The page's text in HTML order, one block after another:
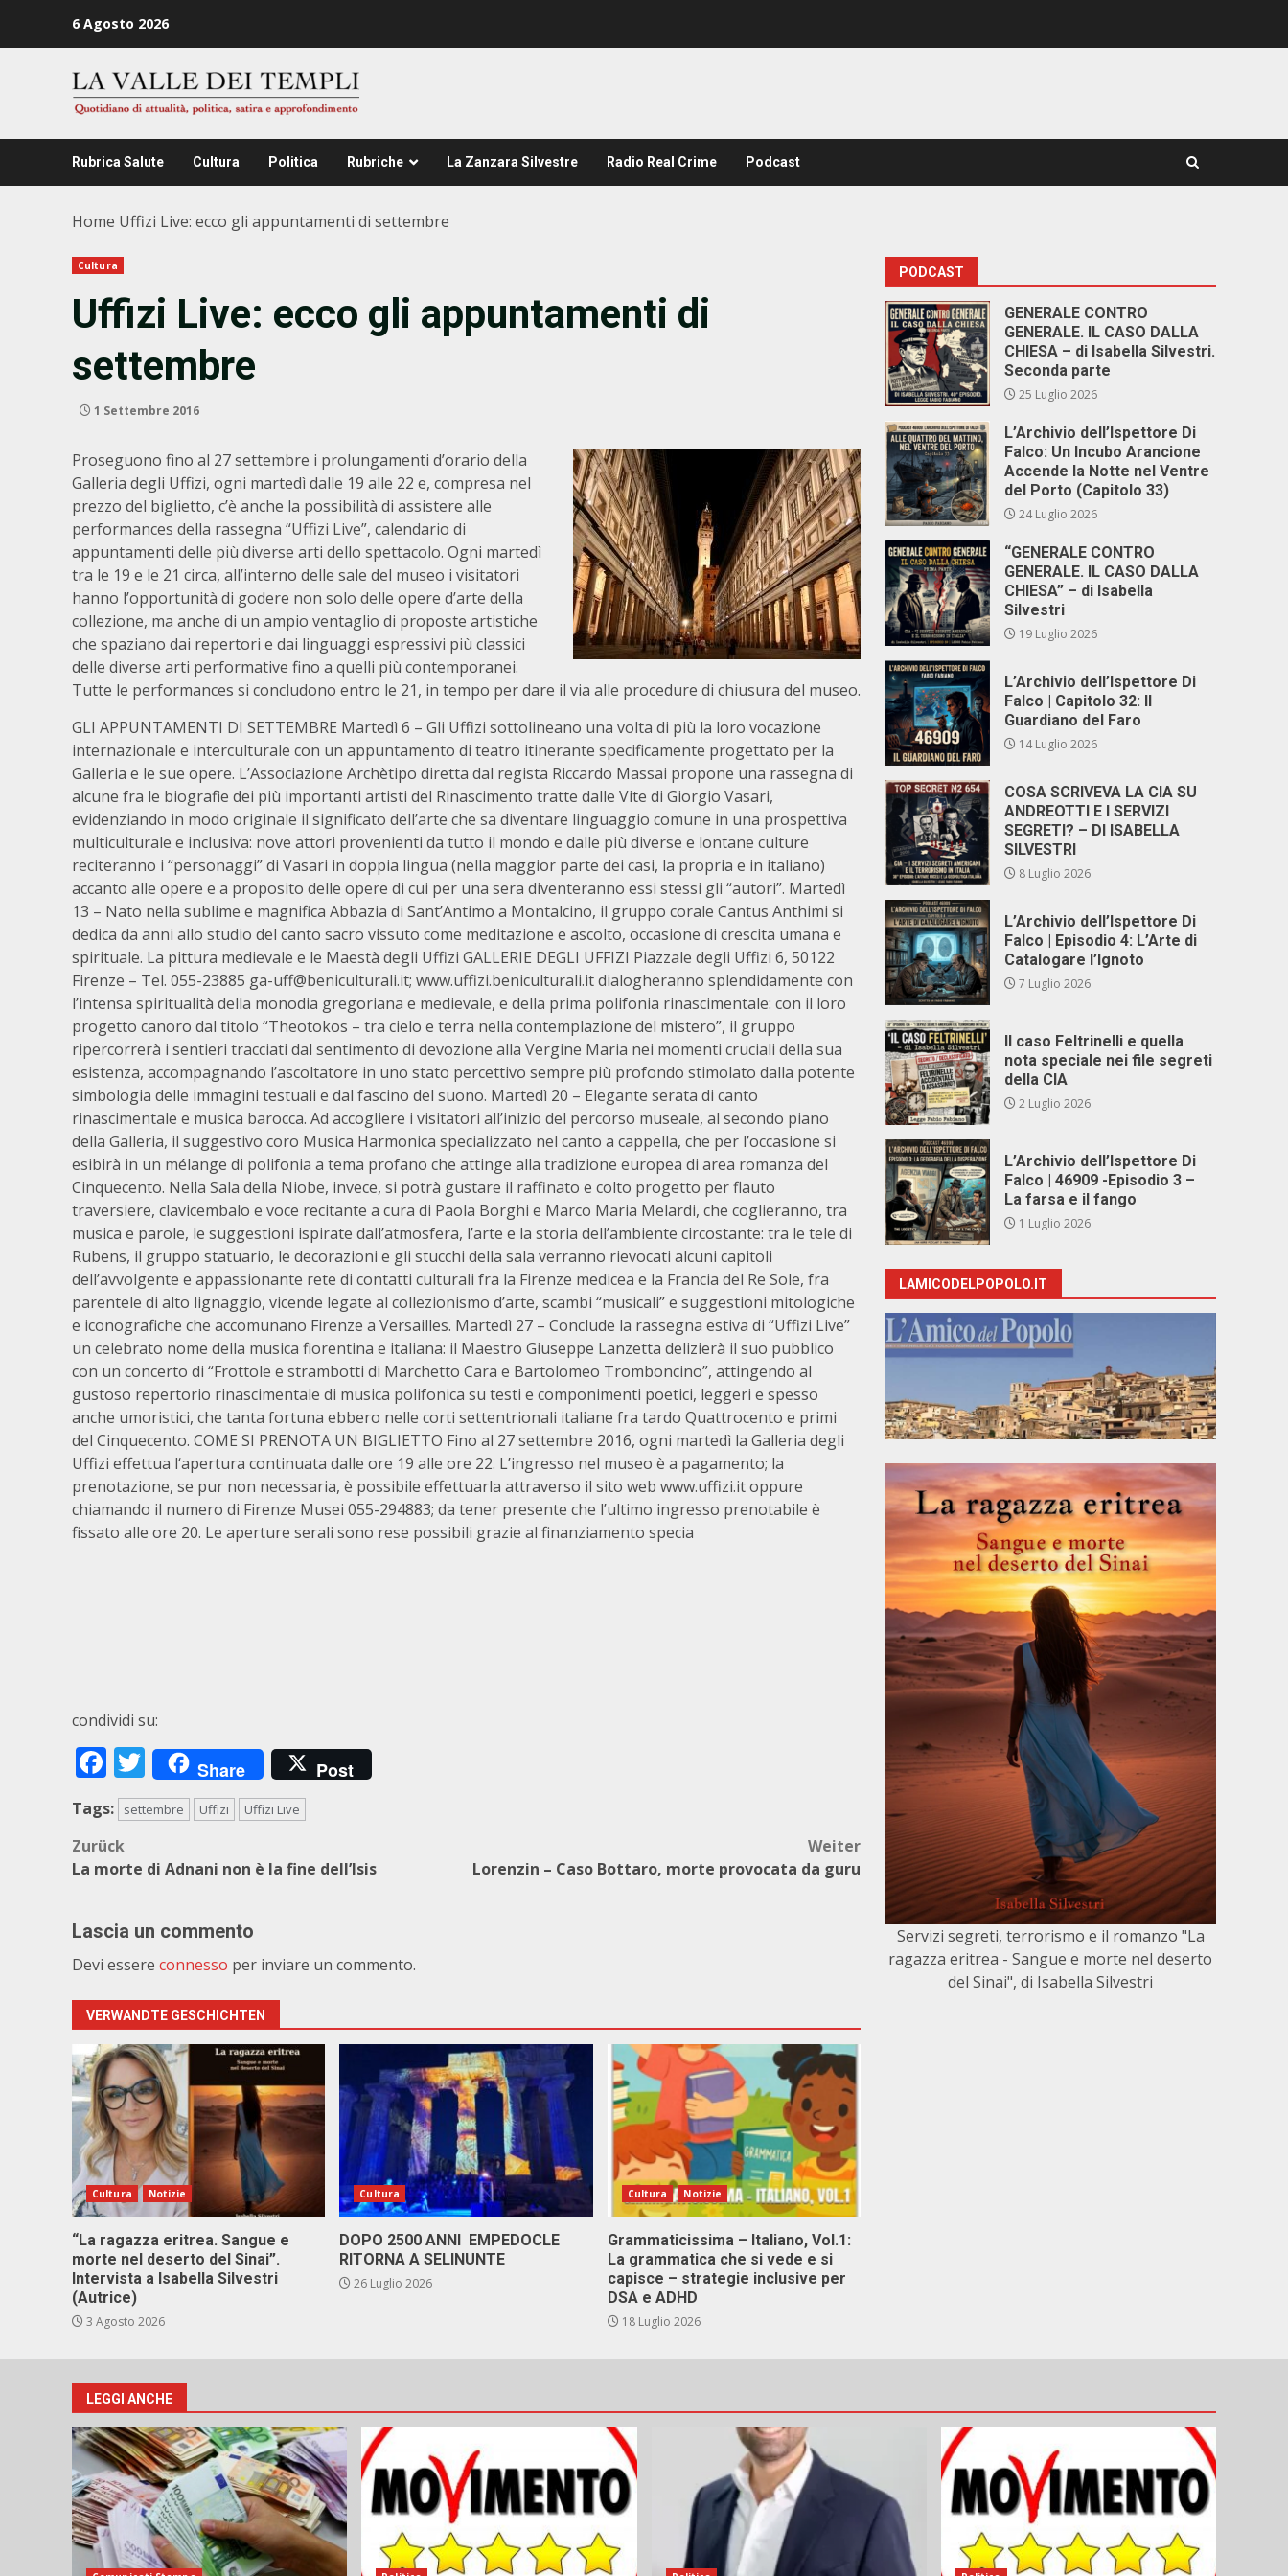
6 Agosto 2026
Rubrica Salute Cultura Politica Rubriche La Zanzara Silvestre Radio Real Crime Podcast
Home Uffizi Live: ecco gli appuntamenti di settembre
Cultura
Uffizi Live: ecco gli appuntamenti di
settembre
1 Settembre 2016
Proseguono fino al 27 settembre i prolungamenti d’orario della
Galleria degli Uffizi, ogni martedì dalle 19 alle 22 e, compresa nel
prezzo del biglietto, c’è anche la possibilità di assistere alle
performances della rassegna “Uffizi Live”, calendario di
appuntamenti delle più diverse arti dello spettacolo. Ogni martedì
tra le 19 e le 21 circa, all’interno delle sale del museo i visitatori
hanno l’opportunità di godere non solo delle opere d’arte della
collezione, ma anche di un ampio ventaglio di proposte artistiche
che spaziano dai repertori e dai linguaggi espressivi più classici
delle diverse arti performative fino a quelli più contemporanei.
Tutte le performances si concludono entro le 21, in tempo per dare il via alle procedure di chiusura del museo.
GLI APPUNTAMENTI DI SETTEMBRE Martedì 6 – Gli Uffizi sottolineano una volta di più la loro vocazione
internazionale e interculturale con un appuntamento di teatro itinerante specificamente progettato per la
Galleria e le sue opere. L’Associazione Archètipo diretta dal regista Riccardo Massai propone una rassegna di
alcune fra le biografie dei più importanti artisti del Rinascimento tratte dalle Vite di Giorgio Vasari,
evidenziando in modo originale il significato dell’arte che sa diventare linguaggio comune in una prospettiva
multiculturale e inclusiva: nove attori provenienti da tutto il mondo e dalle più diverse e lontane culture
reciteranno i “personaggi” di Vasari in doppia lingua (nella maggior parte dei casi, la propria e in italiano)
accanto alle opere e a proposito delle opere di cui per una sera diventeranno essi stessi gli “autori”. Martedì
13 – Nato nella sublime e magnifica Abbazia di Sant’Antimo a Montalcino, il gruppo corale Cantus Anthimi si
dedica da anni allo studio del canto sacro vissuto come meditazione e ascolto, occasione di crescita umana e
spirituale. La pittura medievale e le Maestà degli Uffizi GALLERIE DEGLI UFFIZI Piazzale degli Uffizi 6, 50122
Firenze – Tel. 055-23885 ga-uff@beniculturali.it; www.uffizi.beniculturali.it dialogheranno splendidamente con
l’intensa spiritualità della monodia gregoriana e medievale, e della prima polifonia rinascimentale: con il loro
progetto canoro dal titolo “Theotokos – tra cielo e terra nella contemplazione del mistero”, il gruppo
ripercorrerà i sentieri tracciati dal sentimento di devozione alla Vergine Maria nei momenti cruciali della sua
esistenza, accompagnando l’ascoltatore in uno stato percettivo sempre più profondo stimolato dalla potente
simbologia delle immagini testuali e dal fascino del suono. Martedì 20 – Elegante serata di canto
rinascimentale e musica barocca. Ad accogliere i visitatori all’inizio del percorso museale, al secondo piano
della Galleria, il suggestivo coro Musica Harmonica specializzato nel canto a cappella, che per l’occasione si
esibirà in un mélange di polifonia a tema profano che attinge alla tradizione europea di area romanza del
Cinquecento. Nella Sala della Niobe, invece, si potrà gustare il raffinato e colto progetto per flauto
traversiere, clavicembalo e voce recitante a cura di Paola Borghi e Marco Maria Melardi, che coglieranno, tra
musica e parole, le suggestioni ispirate dall’atmosfera, l’arte e la storia dell’ambiente circostante: tra le tele di
Rubens, il gruppo statuario, le decorazioni e gli stucchi della sala verranno rievocati alcuni capitoli
dell’avvolgente e appassionante rete di contatti culturali fra la Firenze medicea e la Francia del Re Sole, fra
parentele di alto lignaggio, vicende legate al collezionismo d’arte, scambi “musicali” e suggestioni mitologiche
e iconografiche che accomunano Firenze a Versailles. Martedì 27 – Conclude la rassegna estiva di “Uffizi Live”
un celebrato nome della musica fiorentina e italiana: il Maestro Giuseppe Lanzetta delizierà il suo pubblico
con un concerto di “Frottole e strambotti di Marchetto Cara e Bartolomeo Tromboncino”, attingendo al
gustoso repertorio rinascimentale di musica polifonica su testi e componimenti poetici, leggeri e spesso
anche umoristici, che tanta fortuna ebbero nelle corti settentrionali italiane fra tardo Quattrocento e primi
del Cinquecento. COME SI PRENOTA UN BIGLIETTO Fino al 27 settembre 2016, ogni martedì la Galleria degli
Uffizi effettua l‘apertura continuata dalle ore 19 alle ore 22. L’ingresso nel museo è a pagamento; la
prenotazione, se pur non necessaria, è possibile effettuarla attraverso il sito web www.uffizi.it oppure
chiamando il numero di Firenze Musei 055-294883; da tener presente che l’ultimo ingresso prenotabile è
fissato alle ore 20. Le aperture serali sono rese possibili grazie al finanziamento specia
condividi su:
Facebook
Twitter
Share Post
Tags: settembre Uffizi Uffizi Live
Beitragsnavigation
Zurück
La morte di Adnani non è la fine dell’Isis
Weiter
Lorenzin – Caso Bottaro, morte provocata da guru
Lascia un commento
Devi essere connesso per inviare un commento.
VERWANDTE GESCHICHTEN
Cultura Notizie
“La ragazza eritrea. Sangue e
morte nel deserto del Sinai”.
Intervista a Isabella Silvestri
(Autrice)
3 Agosto 2026
Cultura
DOPO 2500 ANNI EMPEDOCLE
RITORNA A SELINUNTE
26 Luglio 2026
Cultura Notizie
Grammaticissima – Italiano, Vol.1:
La grammatica che si vede e si
capisce – strategie inclusive per
DSA e ADHD
18 Luglio 2026
PODCAST
GENERALE CONTRO
GENERALE. IL CASO DALLA
CHIESA – di Isabella Silvestri.
Seconda parte
25 Luglio 2026
L’Archivio dell’Ispettore Di
Falco: Un Incubo Arancione
Accende la Notte nel Ventre
del Porto (Capitolo 33)
24 Luglio 2026
“GENERALE CONTRO
GENERALE. IL CASO DALLA
CHIESA” – di Isabella
Silvestri
19 Luglio 2026
L’Archivio dell’Ispettore Di
Falco | Capitolo 32: Il
Guardiano del Faro
14 Luglio 2026
COSA SCRIVEVA LA CIA SU
ANDREOTTI E I SERVIZI
SEGRETI? – DI ISABELLA
SILVESTRI
8 Luglio 2026
L’Archivio dell’Ispettore Di
Falco | Episodio 4: L’Arte di
Catalogare l’Ignoto
7 Luglio 2026
Il caso Feltrinelli e quella
nota speciale nei file segreti
della CIA
2 Luglio 2026
L’Archivio dell’Ispettore Di
Falco | 46909 -Episodio 3 –
La farsa e il fango
1 Luglio 2026
LAMICODELPOPOLO.IT
Servizi segreti, terrorismo e il romanzo "La
ragazza eritrea - Sangue e morte nel deserto
del Sinai", di Isabella Silvestri
LEGGI ANCHE